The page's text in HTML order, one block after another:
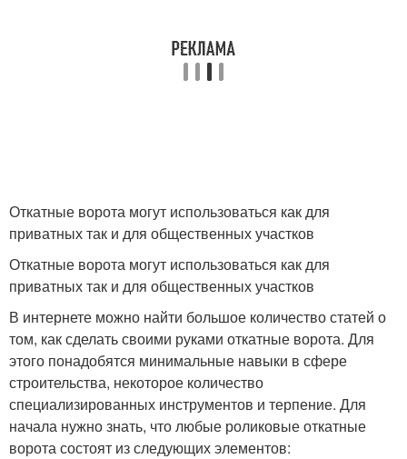
Откатные ворота могут использоваться как для
приватных так и для общественных участков
Откатные ворота могут использоваться как для
приватных так и для общественных участков
В интернете можно найти большое количество статей о
том, как сделать своими руками откатные ворота. Для
этого понадобятся минимальные навыки в сфере
строительства, некоторое количество
специализированных инструментов и терпение. Для
начала нужно знать, что любые роликовые откатные
ворота состоят из следующих элементов: